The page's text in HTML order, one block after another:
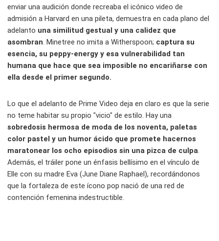
enviar una audición donde recreaba el icónico video de
admisión a Harvard en una pileta, demuestra en cada plano del
adelanto una similitud gestual y una calidez que
asombran . Minetree no imita a Witherspoon; captura su
esencia, su peppy-energy y esa vulnerabilidad tan
humana que hace que sea imposible no encariñarse con
ella desde el primer segundo.
Lo que el adelanto de Prime Video deja en claro es que la serie
no teme habitar su propio "vicio" de estilo. Hay una
sobredosis hermosa de moda de los noventa, paletas
color pastel y un humor ácido que promete hacernos
maratonear los ocho episodios sin una pizca de culpa
Además, el tráiler pone un énfasis bellísimo en el vínculo de
Elle con su madre Eva (June Diane Raphael), recordándonos
que la fortaleza de este ícono pop nació de una red de
contención femenina indestructible.